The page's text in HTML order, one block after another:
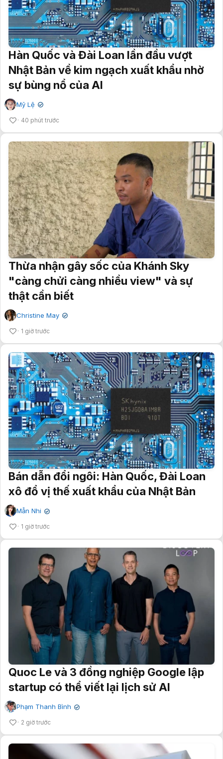
Hàn Quốc và Đài Loan lần đầu vượt
Nhật Bản về kim ngạch xuất khẩu nhờ
sự bùng nổ của AI
Mỹ Lệ ✔
40 phút trước
Thừa nhận gây sốc của Khánh Sky
"càng chửi càng nhiều view" và sự
thật cần biết
Christine May ✔
1 giờ trước
Bán dẫn đổi ngôi: Hàn Quốc, Đài Loan
xô đổ vị thế xuất khẩu của Nhật Bản
Mẫn Nhi ✔
1 giờ trước
Quoc Le và 3 đồng nghiệp Google lập
startup có thể viết lại lịch sử AI
Phạm Thanh Bình ✔
2 giờ trước